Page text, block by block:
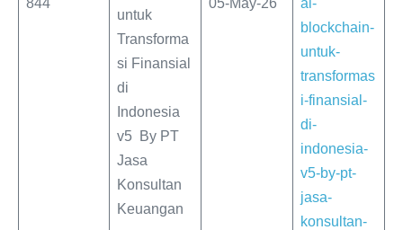
844
untuk
Transforma
si Finansial
di
Indonesia
v5 By PT
Jasa
Konsultan
Keuangan
05-May-26
ai-
blockchain-
untuk-
transformas
i-finansial-
di-
indonesia-
v5-by-pt-
jasa-
konsultan-